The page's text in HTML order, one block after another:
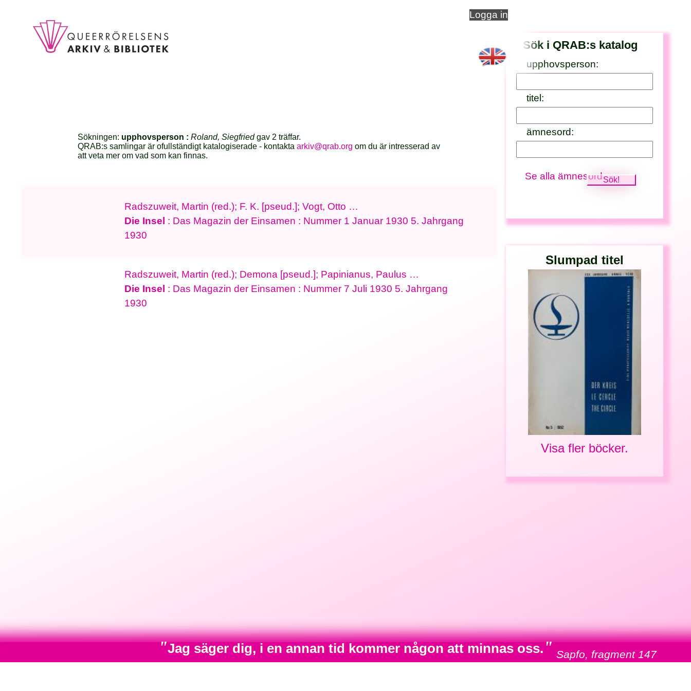
Logga in
Sök i QRAB:s katalog
upphovsperson:
titel:
ämnesord:
Se alla ämnesord
Slumpad titel
Visa fler böcker.
Sökningen: upphovsperson :Roland, Siegfriedgav 2 träffar.
QRAB:s samlingar är ofullständigt katalogiserade - kontaktaarkiv@qrab.org om du är intresserad av
att veta mer om vad som kan finnas.
Radszuweit, Martin (red.); F. K. [pseud.]; Vogt, Otto …
Die Insel : Das Magazin der Einsamen : Nummer 1 Januar 1930 5. Jahrgang
1930
Radszuweit, Martin (red.); Demona [pseud.]; Papinianus, Paulus …
Die Insel : Das Magazin der Einsamen : Nummer 7 Juli 1930 5. Jahrgang
1930
"Jag säger dig, i en annan tid kommer någon att minnas oss." Sapfo, fragment 147